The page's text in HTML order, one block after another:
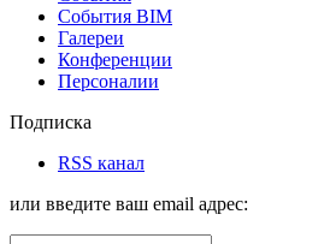
События BIM
Галереи
Конференции
Персоналии
Подписка
RSS канал
или введите ваш email адрес: